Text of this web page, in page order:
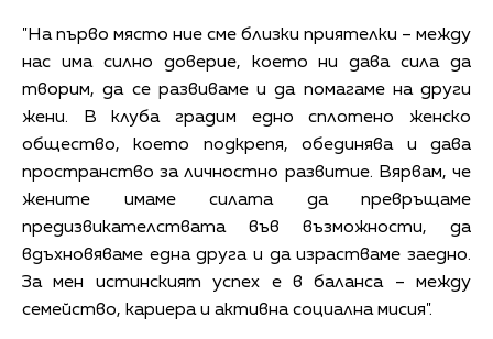
"На първо място ние сме близки приятелки – между
нас има силно доверие, което ни дава сила да
творим, да се развиваме и да помагаме на други
жени. В клуба градим едно сплотено женско
общество, което подкрепя, обединява и дава
пространство за личностно развитие. Вярвам, че
жените имаме силата да превръщаме
предизвикателствата във възможности, да
вдъхновяваме една друга и да израстваме заедно.
За мен истинският успех е в баланса – между
семейство, кариера и активна социална мисия".